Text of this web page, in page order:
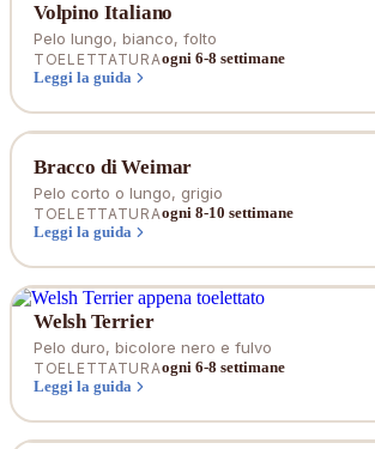
Volpino Italiano
Pelo lungo, bianco, folto
TOELETTATURAogni 6-8 settimane
Leggi la guida
Bracco di Weimar
Pelo corto o lungo, grigio
TOELETTATURAogni 8-10 settimane
Leggi la guida
Welsh Terrier
Pelo duro, bicolore nero e fulvo
TOELETTATURAogni 6-8 settimane
Leggi la guida